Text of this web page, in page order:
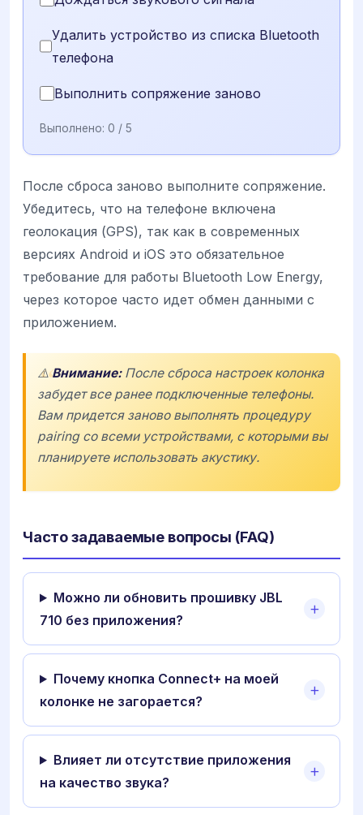
Удалить устройство из списка Bluetooth
телефона
Выполнить сопряжение заново
Выполнено: 0 / 5
После сброса заново выполните сопряжение.
Убедитесь, что на телефоне включена
геолокация (GPS), так как в современных
версиях Android и iOS это обязательное
требование для работы Bluetooth Low Energy,
через которое часто идет обмен данными с
приложением.
⚠️Внимание:После сброса настроек колонка
забудет все ранее подключенные телефоны.
Вам придется заново выполнять процедуру
pairing со всеми устройствами, с которыми вы
планируете использовать акустику.
Часто задаваемые вопросы (FAQ)
Можно ли обновить прошивку JBL
710 без приложения?
Почему кнопка Connect+ на моей
колонке не загорается?
Влияет ли отсутствие приложения
на качество звука?